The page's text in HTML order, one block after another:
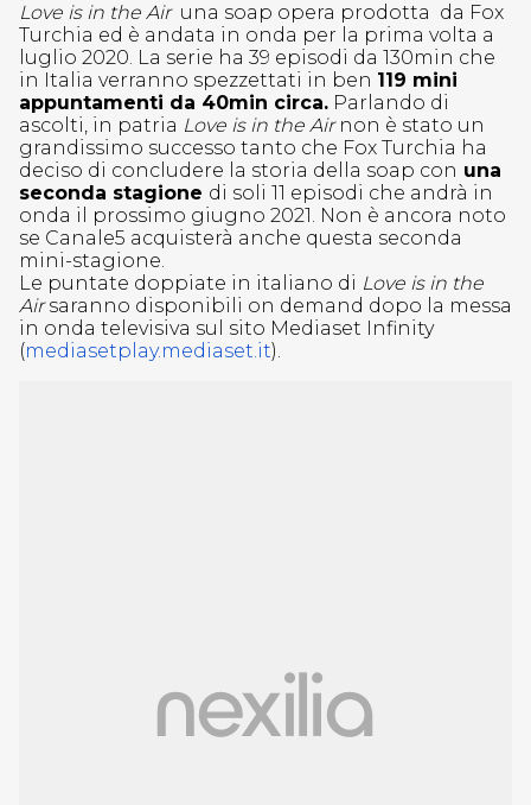
Love is in the Airuna soap opera prodotta da Fox
Turchia ed è andata in onda per la prima volta a
luglio 2020. La serie ha 39 episodi da 130min che
in Italia verranno spezzettati in ben 119 mini
appuntamenti da 40min circa. Parlando di
ascolti, in patria Love is in the Air non è stato un
grandissimo successo tanto che Fox Turchia ha
deciso di concludere la storia della soap con una
seconda stagione di soli 11 episodi che andrà in
onda il prossimo giugno 2021. Non è ancora noto
se Canale5 acquisterà anche questa seconda
mini-stagione.
Le puntate doppiate in italiano di Love is in the
Airsaranno disponibili on demand dopo la messa
in onda televisiva sul sito Mediaset Infinity
(mediasetplay.mediaset.it).